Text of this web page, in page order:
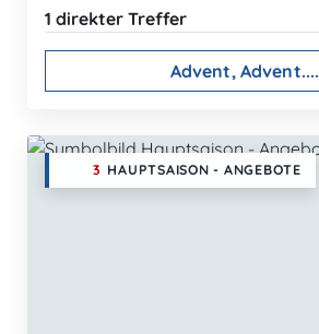
1 direkter Treffer
Advent, Advent....
3 HAUPTSAISON - ANGEBOTE